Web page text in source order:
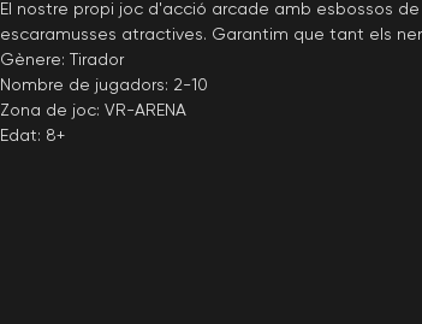
El nostre propi joc d'acció arcade amb esbossos
escaramusses atractives. Garantim que tant els
Gènere: Tirador
Nombre de jugadors: 2-10
Zona de joc: VR-ARENA
Edat: 8+